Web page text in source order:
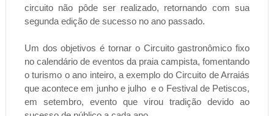
circuito não pôde ser realizado, retornando com sua
segunda edição de sucesso no ano passado.
Um dos objetivos é tornar o Circuito gastronômico fixo
no calendário de eventos da praia campista, fomentando
o turismo o ano inteiro, a exemplo do Circuito de Arraiás
que acontece em junho e julho e o Festival de Petiscos,
em setembro, evento que virou tradição devido ao